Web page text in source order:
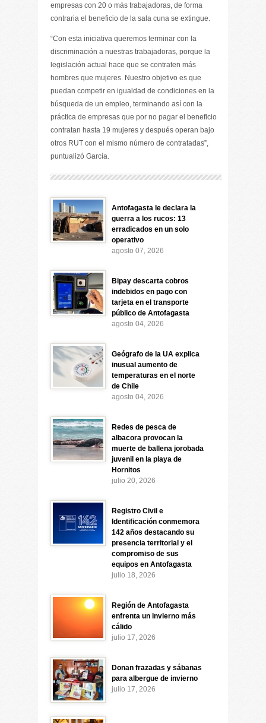
empresas con 20 o más trabajadoras, de forma
contraria el beneficio de la sala cuna se extingue.
“Con esta iniciativa queremos terminar con la
discriminación a nuestras trabajadoras, porque la
legislación actual hace que se contraten más
hombres que mujeres. Nuestro objetivo es que
puedan competir en igualdad de condiciones en la
búsqueda de un empleo, terminando así con la
práctica de empresas que por no pagar el beneficio
contratan hasta 19 mujeres y después operan bajo
otros RUT con el mismo número de contratadas”,
puntualizó García.
Antofagasta le declara la
guerra a los rucos: 13
erradicados en un solo
operativo
agosto 07, 2026
Bipay descarta cobros
indebidos en pago con
tarjeta en el transporte
público de Antofagasta
agosto 04, 2026
Geógrafo de la UA explica
inusual aumento de
temperaturas en el norte
de Chile
agosto 04, 2026
Redes de pesca de
albacora provocan la
muerte de ballena jorobada
juvenil en la playa de
Hornitos
julio 20, 2026
Registro Civil e
Identificación conmemora
142 años destacando su
presencia territorial y el
compromiso de sus
equipos en Antofagasta
julio 18, 2026
Región de Antofagasta
enfrenta un invierno más
cálido
julio 17, 2026
Donan frazadas y sábanas
para albergue de invierno
julio 17, 2026